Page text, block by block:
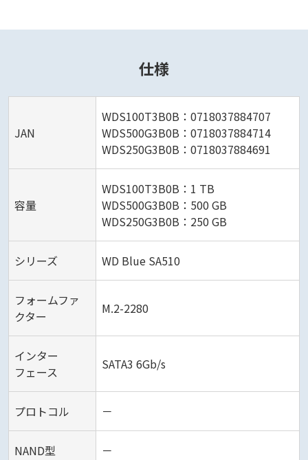
仕様
JAN
WDS100T3B0B：0718037884707
WDS500G3B0B：0718037884714
WDS250G3B0B：0718037884691
容量
WDS100T3B0B：1 TB
WDS500G3B0B：500 GB
WDS250G3B0B：250 GB
シリーズ WD Blue SA510
フォームファ
クター
M.2-2280
インター
フェース
SATA3 6Gb/s
プロトコル －
NAND型 －